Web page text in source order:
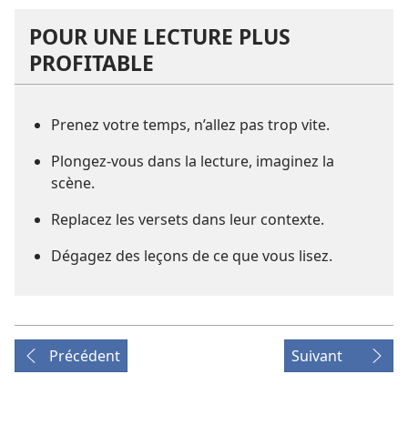
POUR UNE LECTURE PLUS
PROFITABLE
Prenez votre temps, n’allez pas trop vite.
Plongez-​vous dans la lecture, imaginez la
scène.
Replacez les versets dans leur contexte.
Dégagez des leçons de ce que vous lisez.
Précédent Suivant